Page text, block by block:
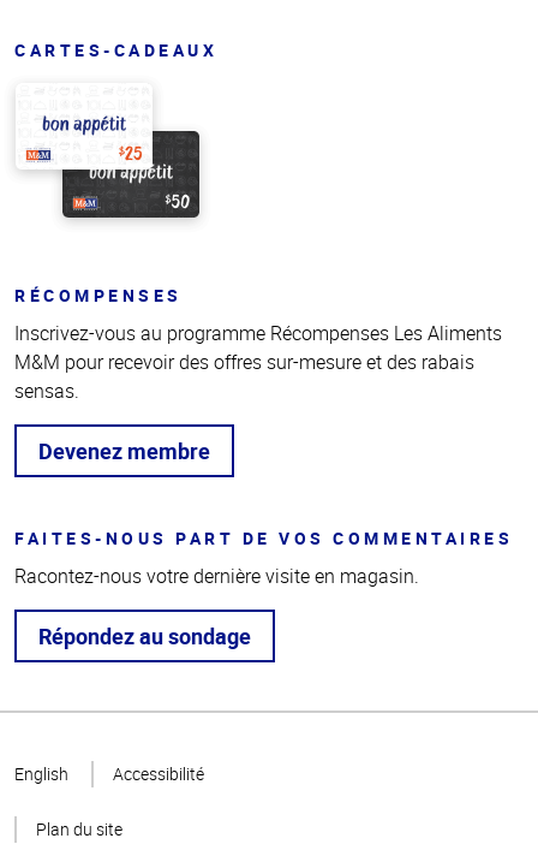
CARTES-CADEAUX
RÉCOMPENSES
Inscrivez-vous au programme Récompenses Les Aliments
M&M pour recevoir des offres sur-mesure et des rabais
sensas.
Devenez membre
FAITES-NOUS PART DE VOS COMMENTAIRES
Racontez-nous votre dernière visite en magasin.
Répondez au sondage
page
English Accessibilité
Plan du site